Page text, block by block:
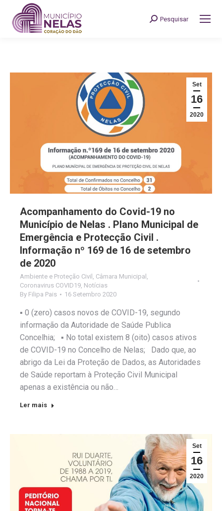
Search:
Pesquisar
Set
16
2020
Acompanhamento do Covid-19 no
Município de Nelas . Plano Municipal de
Emergência e Protecção Civil .
Informação nº 169 de 16 de setembro
de 2020
Ambiente e Proteção Civil , Câmara Municipal ,
Coronavirus COVID19, Notícias
By Filipa Pais 16 Setembro 2020
▪️ 0 (zero) casos novos de COVID-19, segundo
informação da Autoridade de Saúde Publica
Concelhia; ▪️ No total existem 8 (oito) casos ativos
de COVID-19 no Concelho de Nelas; Dado que, ao
abrigo da Lei da Proteção de Dados, as Autoridades
de Saúde reportam à Proteção Civil Municipal
apenas a existência ou não…
Ler mais
Set
16
2020